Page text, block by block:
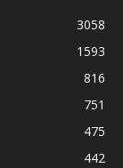
3058
1593
816
751
475
442